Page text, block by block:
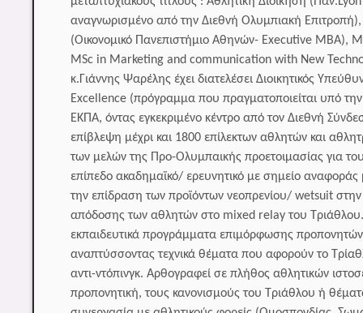
αναγνωρισμένο από την Διεθνή Ολυμπιακή
(Οικονομικό Πανεπιστήμιο Αθηνών- Executive MBA),
MSc in Marketing and communication with New
κ.Γιάννης Ψαρέλης έχει διατελέσει Διοικητικός
Excellence (πρόγραμμα που πραγματοποιείται υπό
ΕΚΠΑ, όντας εγκεκριμένο κέντρο από τον Διεθνή
επίβλεψη μέχρι και 1800 επίλεκτων αθλητών και
των μελών της Προ-Ολυμπαικής προετοιμασίας για
επίπεδο ακαδημαϊκό/ ερευνητικό με σημείο αναφοράς
την επίδραση των προϊόντων νεοπρενίου/ wetsuit
απόδοσης των αθλητών στο mixed relay του
εκπαιδευτικά προγράμματα επιμόρφωσης
αναπτύσσοντας τεχνικά θέματα που αφορούν το
αντι-ντόπινγκ. Αρθογραφεί σε πλήθος αθλητικών
προπονητική, τους κανονισμούς του Τριάθλου ή